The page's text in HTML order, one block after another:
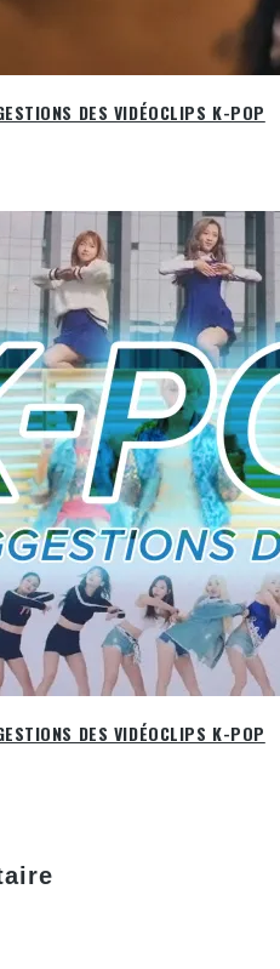
DES VIDÉOCLIPS K-POP
DES VIDÉOCLIPS K-POP